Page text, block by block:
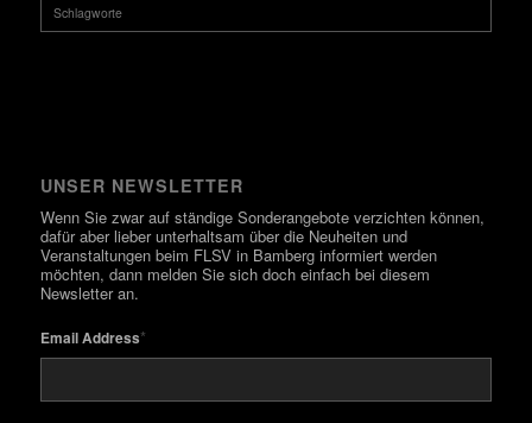
Schlagworte
UNSER NEWSLETTER
Wenn Sie zwar auf ständige Sonderangebote verzichten können,
dafür aber lieber unterhaltsam über die Neuheiten und
Veranstaltungen beim FLSV in Bamberg informiert werden
möchten, dann melden Sie sich doch einfach bei diesem
Newsletter an.
Email Address*